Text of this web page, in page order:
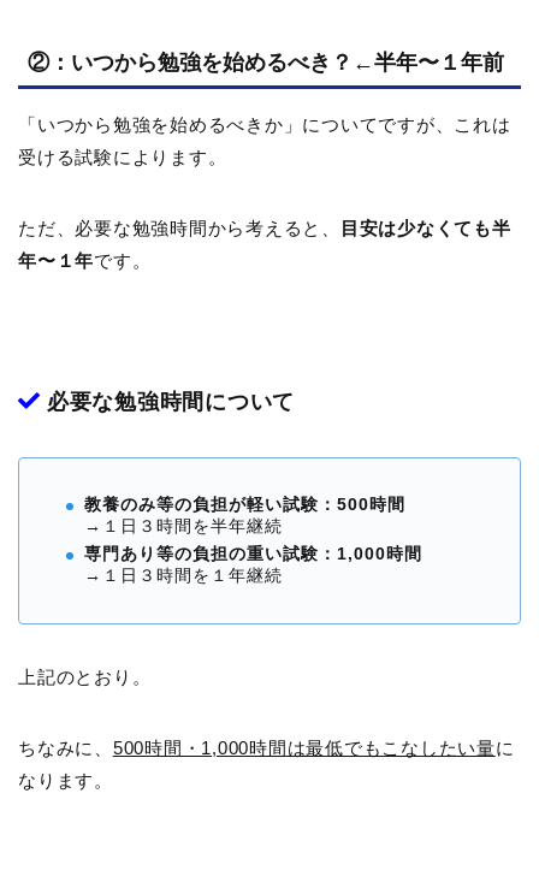
②：いつから勉強を始めるべき？←半年〜１年前
「いつから勉強を始めるべきか」についてですが、これは
受ける試験によります。
ただ、必要な勉強時間から考えると、
目安は少なくても半
年〜１年です。
必要な勉強時間について
教養のみ等の負担が軽い試験：500時間
→１日３時間を半年継続
専門あり等の負担の重い試験：1,000時間
→１日３時間を１年継続
上記のとおり。
ちなみに、 500時間・1,000時間は最低でもこなしたい量に
なります。